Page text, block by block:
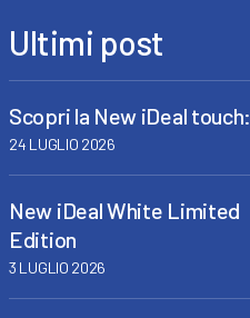
Ultimi post
Scopri la New iDeal touch:
24 LUGLIO 2026
New iDeal White Limited
Edition
3 LUGLIO 2026